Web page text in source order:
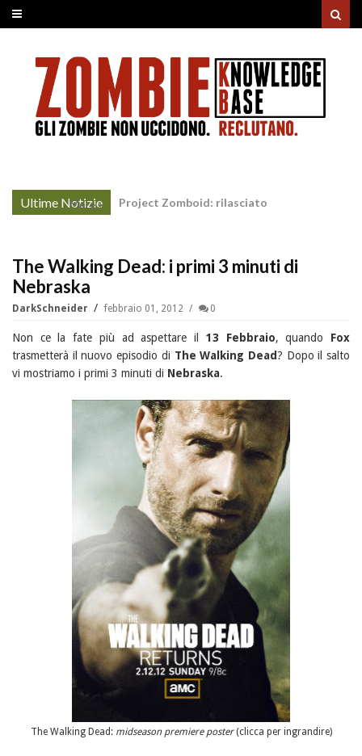
Ultime Notizie
More »
Unholy Night: la nonna non-morta rovina il
The Walking Dead: i primi 3 minuti di
Nebraska
DarkSchneider febbraio 01, 2012 0
Non ce la fate più ad aspettare il 13 Febbraio, quando Fox
trasmetterà il nuovo episodio di The Walking Dead? Dopo il salto
vi mostriamo i primi 3 minuti di Nebraska.
The Walking Dead: midseason premiere poster(clicca per ingrandire)